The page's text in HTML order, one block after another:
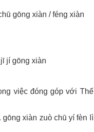
gōng xiàn / féng xiàn
jí gōng xiàn
việc đóng góp với Thế
xiàn zuò chū yí fèn lì